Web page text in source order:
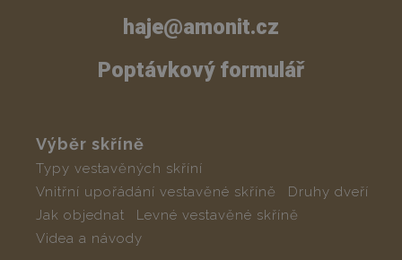
haje@amonit.cz
Poptávkový formulář
Výběr skříně
Typy vestavěných skříní
Vnitřní upořádání vestavěné skříně
Druhy dveří
Jak objednat
Levné vestavěné skříně
Videa a návody